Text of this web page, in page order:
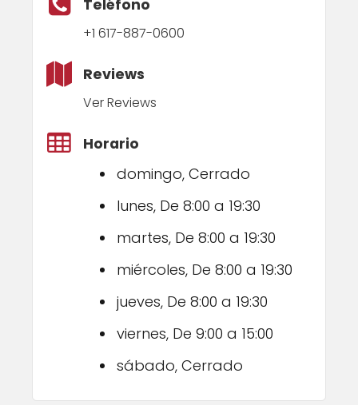
Teléfono
+1 617-887-0600
Reviews
Ver Reviews
Horario
domingo, Cerrado
lunes, De 8:00 a 19:30
martes, De 8:00 a 19:30
miércoles, De 8:00 a 19:30
jueves, De 8:00 a 19:30
viernes, De 9:00 a 15:00
sábado, Cerrado